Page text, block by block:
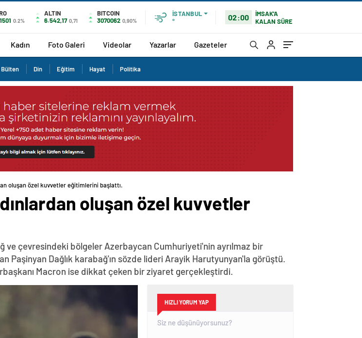
0.2%
ALTIN
6.542,17 0,71
BITCOIN
3070062 0,90%
İSTANBUL
°
02:00
İMSAK'A
KALAN SÜRE
Kadın Foto Galeri Videolar Yazarlar Gazeteler
Bülten Din Eğitim Hayat Politika
oluşan özel kuvvetler eğitimlerini başlattı.
oluşan özel kuvvetler
ve çevresindeki bölgeler Azerbaycan Cumhuriyeti'nin ayrılmaz bir
Paşinyan Dağlık karabağ'ın sözde lideri Arayik Harutyunyan'la görüştü.
Macron ise dikkat çeken bir ziyaret gerçekleştirdi.
HIZLI YORUM YAP